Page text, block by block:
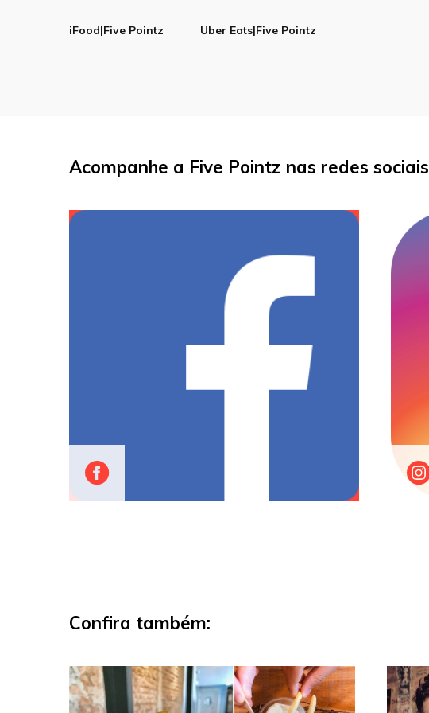
iFood|Five Pointz Uber Eats|Five Pointz
Acompanhe a Five Pointz nas redes sociais
Confira também: